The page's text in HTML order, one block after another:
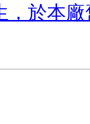
，於本